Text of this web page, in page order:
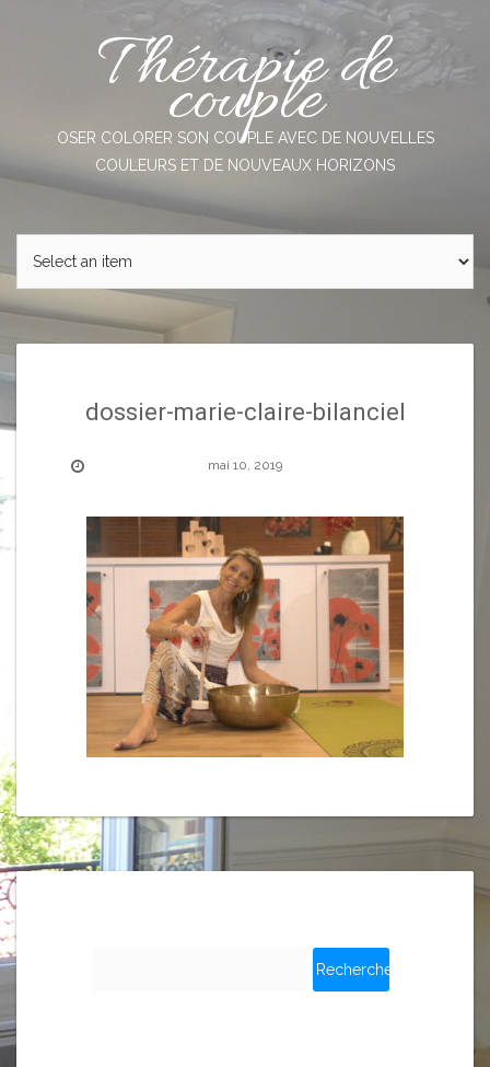
Thérapie de
couple
OSER COLORER SON COUPLE AVEC DE NOUVELLES
COULEURS ET DE NOUVEAUX HORIZONS
dossier-marie-claire-bilanciel
mai 10, 2019